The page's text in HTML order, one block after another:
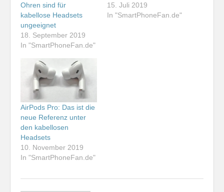
Ohren sind für
kabellose Headsets
ungeeignet
18. September 2019
In "SmartPhoneFan.de"
15. Juli 2019
In "SmartPhoneFan.de"
AirPods Pro: Das ist die
neue Referenz unter
den kabellosen
Headsets
10. November 2019
In "SmartPhoneFan.de"